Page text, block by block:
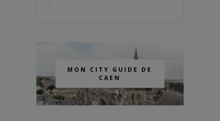
MON CITY GUIDE DE
CAEN